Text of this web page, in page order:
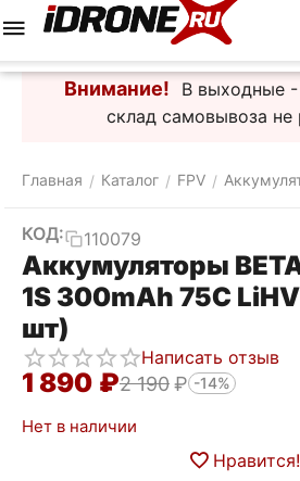
Внимание!
В выходные -
склад самовывоза не
Главная / Каталог / FPV /
КОД: 110079
Аккумуляторы
1S 300mAh 75C
шт)
Написать отзыв
1 890 ₽2 190₽ -14%
Нет в наличии
Нравится!
Корзина